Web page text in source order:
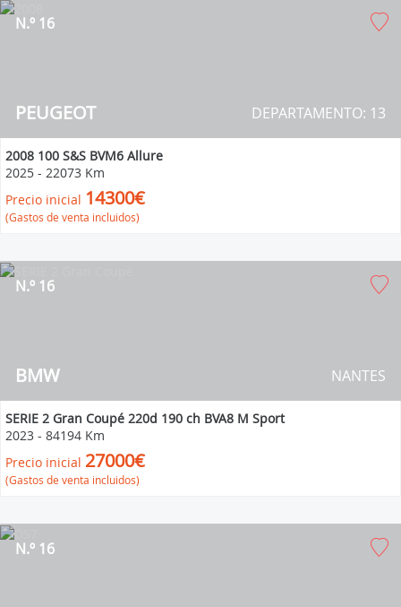
PEUGEOT
N.º 16
DEPARTAMENTO: 13
2008 100 S&S BVM6 Allure
2025 - 22073 Km
Precio inicial 14300€
(Gastos de venta incluidos)
BMW
N.º 16
NANTES
SERIE 2 Gran Coupé 220d 190 ch BVA8 M Sport
2023 - 84194 Km
Precio inicial 27000€
(Gastos de venta incluidos)
N.º 16